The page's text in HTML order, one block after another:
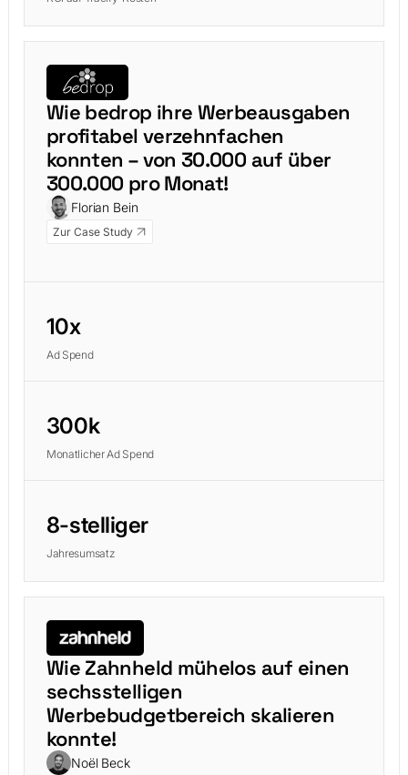
Wie bedrop ihre Werbeausgaben
profitabel verzehnfachen
konnten – von 30.000 auf über
300.000 pro Monat!
Florian Bein
Zur Case Study
10x
Ad Spend
300k
Monatlicher Ad Spend
8-stelliger
Jahresumsatz
Wie Zahnheld mühelos auf einen
sechsstelligen
Werbebudgetbereich skalieren
konnte!
Noël Beck